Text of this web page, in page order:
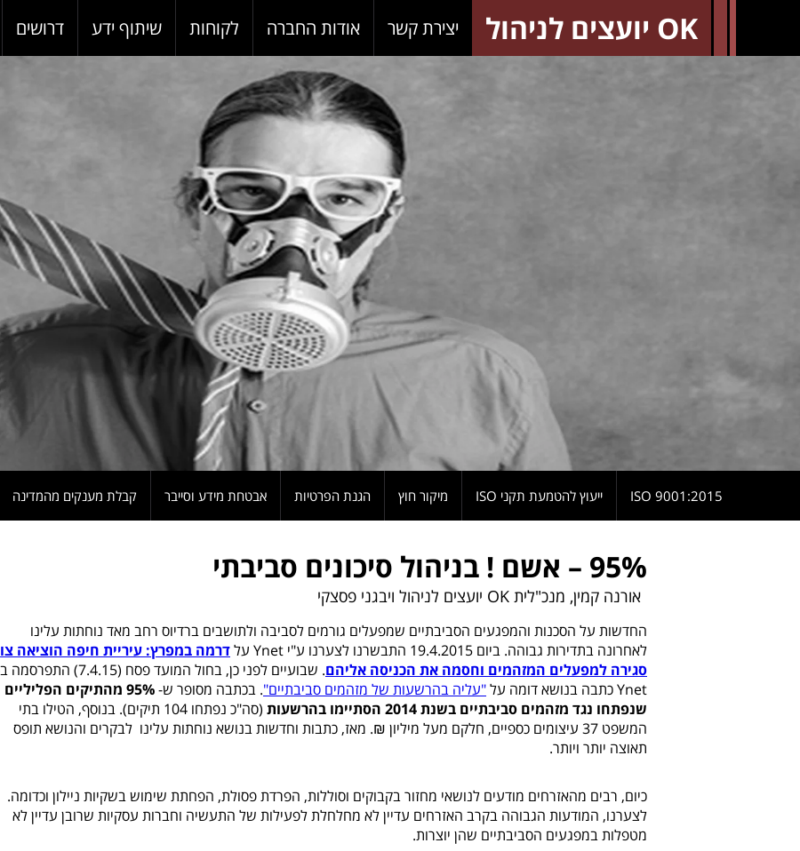
OK יועצים לניהול יצירת קשר אודות החברה לקוחות שיתוף ידע דרושים
9001:2015 ISO ייעוץ להטמעת תקני ISO מיקור חוץ הגנת הפרטיות אבטחת מידע וסייבר קבלת מענקים מהמדינה
95% – אשם ! בניהול סיכונים סביבתי
אורנה קמין, מנכ"לית OK יועצים לניהול ויבגני פסצקי
החדשות על הסכנות והמפגעים הסביבתיים שמפעלים גורמים לסביבה ולתושבים ברדיוס רחב מאד נוחתות עלינו
לאחרונה בתדירות גבוהה. ביום 19.4.2015 התבשרנו לצערנו ע"י
Ynet עלדרמה במפרץ: עיריית חיפה הוציאה צו
סגירה למפעלים המזהמים וחסמה את הכניסה אליהם. שבועיים לפני כן, בחול המועד פסח (7.4.15) התפרסמה ב-
Ynetכתבה בנושא דומה על"עליה בהרשעות של מזהמים סביבתיים". בכתבה מסופר ש-
95% מהתיקים הפליליים
שנפתחו נגד מזהמים סביבתיים בשנת 2014 הסתיימו בהרשעות
(סה"כ נפתחו 104 תיקים). בנוסף, הטילו בתי
המשפט 37 עיצומים כספיים, חלקם מעל מיליון ₪. מאז, כתבות וחדשות בנושא נוחתות עלינו לבקרים והנושא תופס
תאוצה יותר ויותר.
כיום, רבים מהאזרחים מודעים לנושאי מחזור בקבוקים וסוללות, הפרדת פסולת, הפחתת שימוש בשקיות ניילון וכדומה.
לצערנו, המודעות הגבוהה בקרב האזרחים עדיין לא מחלחלת לפעילות של התעשיה וחברות עסקיות שרובן עדיין לא
מטפלות במפגעים הסביבתיים שהן יוצרות.